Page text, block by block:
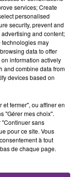
TEDDY SWIMS
The Door
services; Create
personalised
security, prevent and
and content;
technologies may
data to offer
information actively
and combine data from
devices based on
et fermer", ou affiner en
"Gérer mes choix".
sans
pour ce site. Vous
à tout
de chaque page.